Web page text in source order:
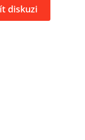
diskuzi